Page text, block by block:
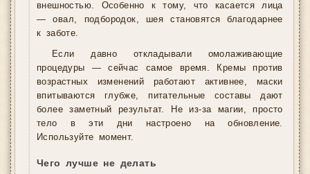
внешностью. Особенно к тому, что касается лица
— овал, подбородок, шея становятся благодарнее
к заботе.
Если давно откладывали омолаживающие
процедуры — сейчас самое время. Кремы против
возрастных изменений работают активнее, маски
впитываются глубже, питательные составы дают
более заметный результат. Не из-за магии, просто
тело в эти дни настроено на обновление.
Используйте момент.
Чего лучше не делать